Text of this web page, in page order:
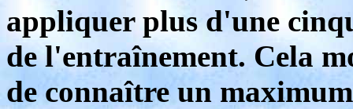
appliquer plus d'une
de l'entraînement. Cela
de connaître un